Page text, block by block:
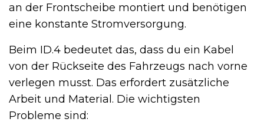
an der Frontscheibe montiert und benötigen
eine konstante Stromversorgung.
Beim ID.4 bedeutet das, dass du ein Kabel
von der Rückseite des Fahrzeugs nach vorne
verlegen musst. Das erfordert zusätzliche
Arbeit und Material. Die wichtigsten
Probleme sind: